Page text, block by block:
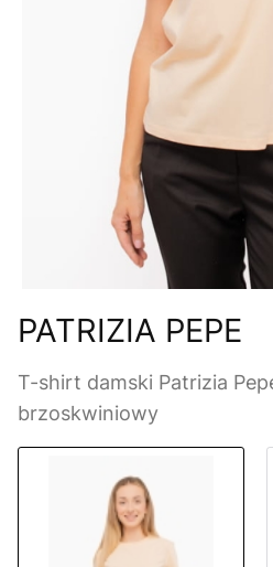
PATRIZIA PEPE
T-shirt damski Patrizia
brzoskwiniowy